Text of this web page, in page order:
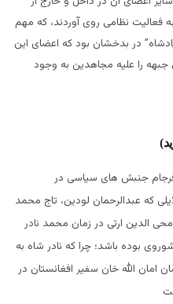
فعالیت نظامی روی آوردند، که مهم
در بدخشان بود که اعضای این
را علیه مجاهدین به وجود
فرجام جنبش های سیاسی در
که عبدالرحمان لودین، تاج محمد
الدین ارتی در زمان محمد نادر
بوده باشد؛ چرا که نادر شاه به
امان الله خان سفیر افغانستان در